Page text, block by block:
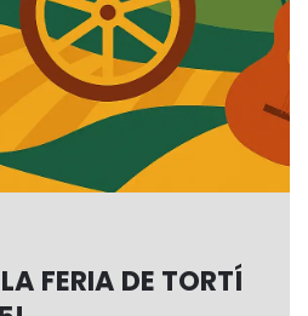
FERIA DE TORTÍ